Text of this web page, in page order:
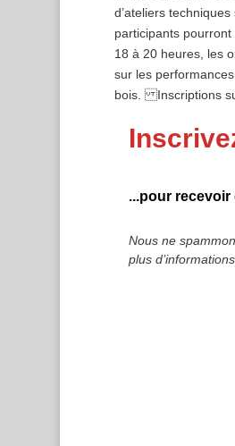
d’ateliers
participants
18 à 20 heures, les
sur les
bois.
...pour
Nous ne
plus d’informations.